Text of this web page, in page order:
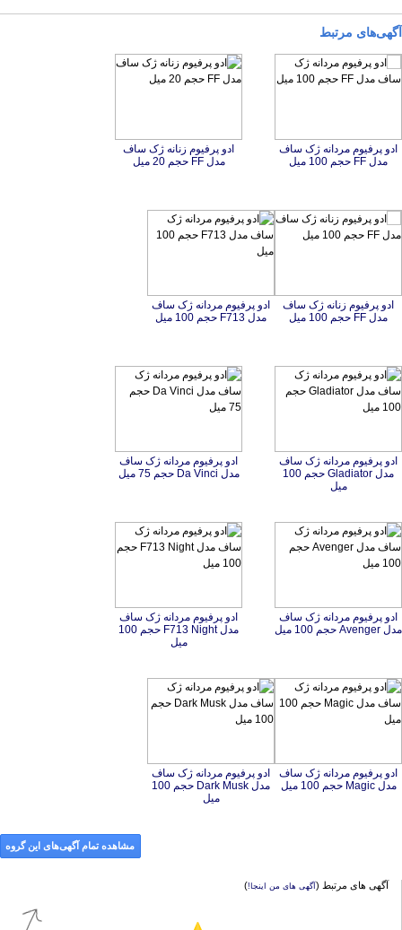
آگهی‌های مرتبط
ادو پرفیوم مردانه ژک ساف
مدل FF حجم 100 میل
ادو پرفیوم زنانه ژک ساف
مدل FF حجم 20 میل
ادو پرفیوم زنانه ژک ساف
مدل FF حجم 100 میل
ادو پرفیوم مردانه ژک ساف
مدل F713 حجم 100 میل
ادو پرفیوم مردانه ژک ساف
مدل Gladiator حجم 100
میل
ادو پرفیوم مردانه ژک ساف
مدل Da Vinci حجم 75 میل
ادو پرفیوم مردانه ژک ساف
مدل Avenger حجم 100 میل
ادو پرفیوم مردانه ژک ساف
مدل F713 Night حجم 100
میل
ادو پرفیوم مردانه ژک ساف
مدل Magic حجم 100 میل
ادو پرفیوم مردانه ژک ساف
مدل Dark Musk حجم 100
میل
مشاهده تمام آگهی‌های این گروه
آگهی های مرتبط (آگهی های من اینجا!)